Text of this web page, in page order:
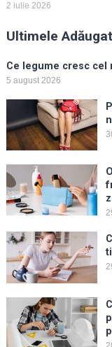
2 iulie 2026
Ultimele
Ce legume cresc cel
5 august 2026